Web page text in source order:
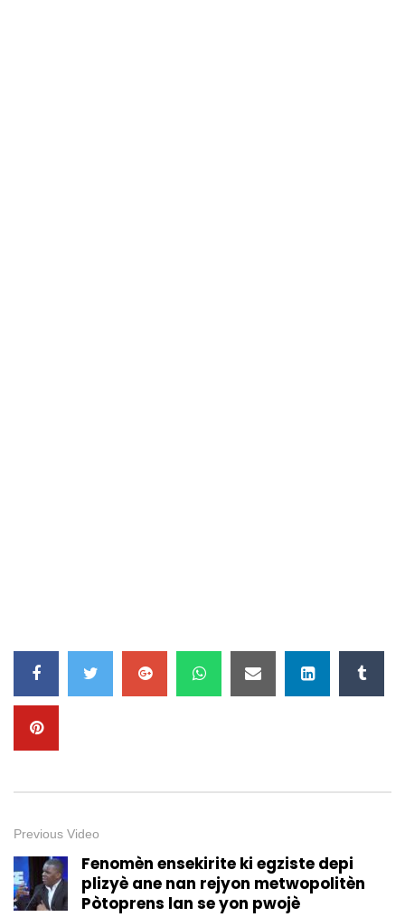
Previous Video
Fenomèn ensekirite ki egziste depi
plizyè ane nan rejyon metwopolitèn
Pòtoprens lan se yon pwojè